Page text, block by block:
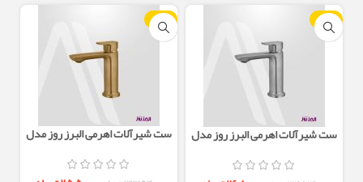
-23%
ست شیرآلات اهرمی البرز روز مدل
-23%
ست شیرآلات اهرمی البرز روز مدل